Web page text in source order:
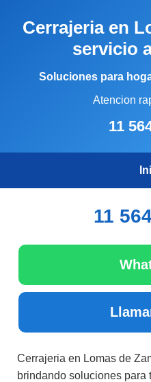
Cerrajeria en
servicio
Soluciones para
Atencion
11
11
Cerrajeria en Lomas de
brindando soluciones para